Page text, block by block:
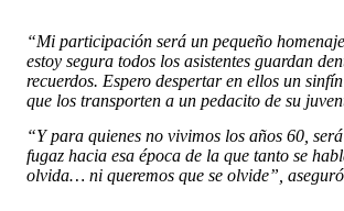
“Mi participación será un pequeño
estoy segura todos los asistentes guardan
recuerdos. Espero despertar en ellos un
que los transporten a un pedacito de su
“Y para quienes no vivimos los años 60,
fugaz hacia esa época de la que tanto se
olvida… ni queremos que se olvide”,